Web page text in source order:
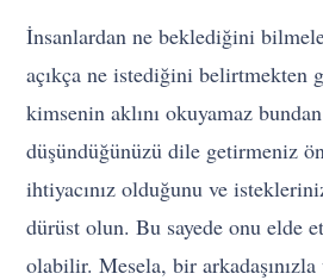
İnsanlardan ne beklediğini
açıkça ne istediğini belirtmekten
kimsenin aklını okuyamaz
düşündüğünüzü dile getirmeniz
ihtiyacınız olduğunu ve
dürüst olun. Bu sayede onu elde
olabilir. Mesela, bir